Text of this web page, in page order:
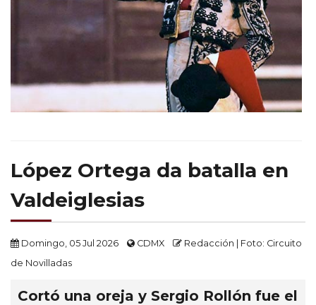
López Ortega da batalla en
Valdeiglesias
Domingo, 05 Jul 2026 CDMX
Redacción | Foto: Circuito
de Novilladas
Cortó una oreja y Sergio Rollón fue el